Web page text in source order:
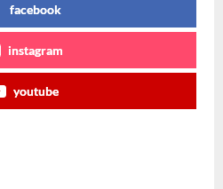
facebook
instagram
youtube